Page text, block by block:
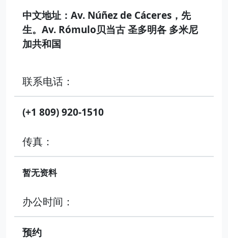
中文地址：Av. Núñez de Cáceres，先
生。Av. Rómulo贝当古 圣多明各 多米尼
加共和国
联系电话：
(+1 809) 920-1510
传真：
暂无资料
办公时间：
预约